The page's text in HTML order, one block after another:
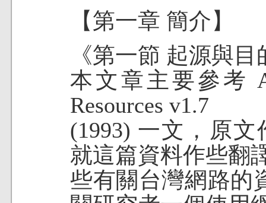
【第一章 簡介】
《第一節 起源與目
本文章主要參考 A
Resources v1.7
(1993) 一文，原文
就這篇資料作些翻
些有關台灣網路的